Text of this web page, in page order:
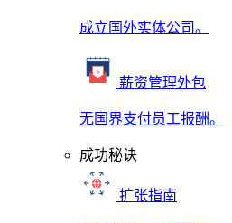
成立国外实体公司。
薪资管理外包
无国界支付员工报酬。
成功秘诀
扩张指南